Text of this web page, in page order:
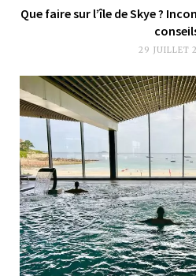
Que faire sur l’île de Skye ?
29 JUILLET